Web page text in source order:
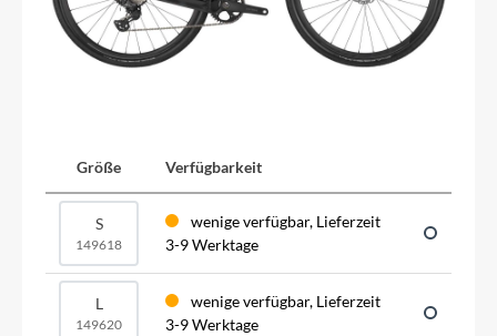
Größe Verfügbarkeit
S
149618
wenige verfügbar, Lieferzeit
3-9 Werktage
L
149620
wenige verfügbar, Lieferzeit
3-9 Werktage